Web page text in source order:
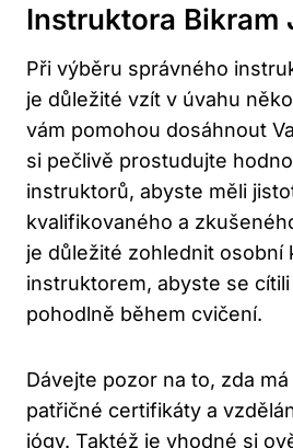
Instruktora Bikram
Při výběru správného
je důležité vzít v úvahu
vám pomohou dosáhnout
si pečlivě prostudujte
instruktorů, abyste měli
kvalifikovaného a
je důležité zohlednit osobní
instruktorem, abyste se
pohodlně během cvičení.
Dávejte pozor na to, zda
patřičné certifikáty a
jógy. Taktéž je vhodné si